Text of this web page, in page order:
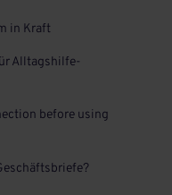
in Kraft
Alltagshilfe-
before using